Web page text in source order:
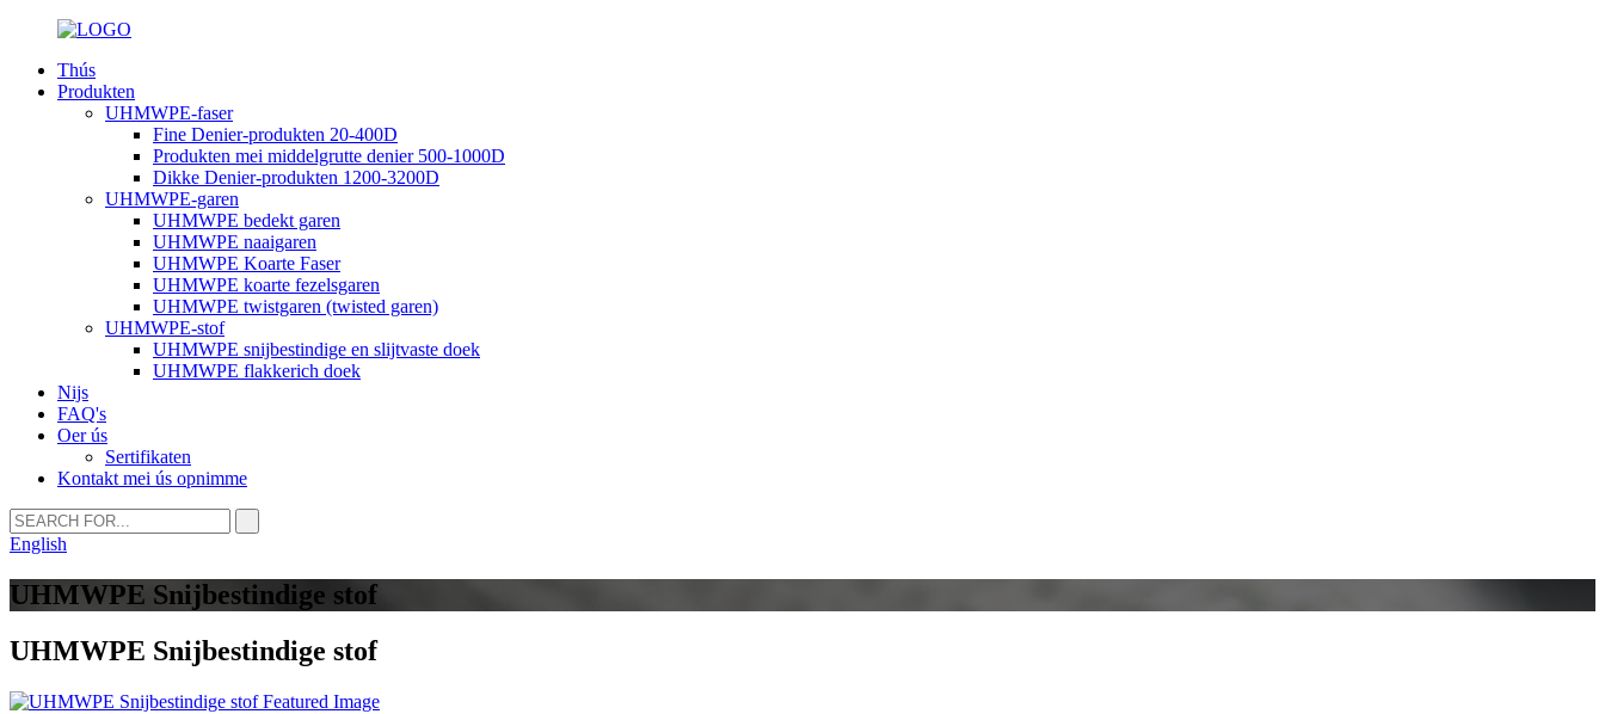
Thús
Produkten
UHMWPE-faser
Fine Denier-produkten 20-400D
Produkten mei middelgrutte denier 500-1000D
Dikke Denier-produkten 1200-3200D
UHMWPE-garen
UHMWPE bedekt garen
UHMWPE naaigaren
UHMWPE Koarte Faser
UHMWPE koarte fezelsgaren
UHMWPE twistgaren (twisted garen)
UHMWPE-stof
UHMWPE snijbestindige en slijtvaste doek
UHMWPE flakkerich doek
Nijs
FAQ's
Oer ús
Sertifikaten
Kontakt mei ús opnimme
English
UHMWPE Snijbestindige stof
UHMWPE Snijbestindige stof